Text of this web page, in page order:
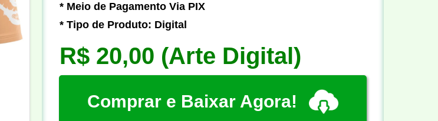
* Meio de Pagamento Via PIX
* Tipo de Produto: Digital
R$ 20,00 (Arte Digital)
Comprar e Baixar Agora!